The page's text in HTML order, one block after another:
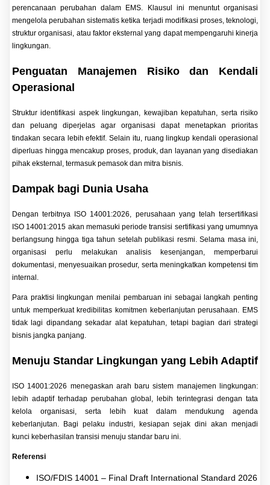
perencanaan perubahan dalam EMS. Klausul ini menuntut organisasi
mengelola perubahan sistematis ketika terjadi modifikasi proses, teknologi,
struktur organisasi, atau faktor eksternal yang dapat mempengaruhi kinerja
lingkungan.
Penguatan Manajemen Risiko dan Kendali
Operasional
Struktur identifikasi aspek lingkungan, kewajiban kepatuhan, serta risiko
dan peluang diperjelas agar organisasi dapat menetapkan prioritas
tindakan secara lebih efektif. Selain itu, ruang lingkup kendali operasional
diperluas hingga mencakup proses, produk, dan layanan yang disediakan
pihak eksternal, termasuk pemasok dan mitra bisnis.
Dampak bagi Dunia Usaha
Dengan terbitnya ISO 14001:2026, perusahaan yang telah tersertifikasi
ISO 14001:2015 akan memasuki periode transisi sertifikasi yang umumnya
berlangsung hingga tiga tahun setelah publikasi resmi. Selama masa ini,
organisasi perlu melakukan analisis kesenjangan, memperbarui
dokumentasi, menyesuaikan prosedur, serta meningkatkan kompetensi tim
internal.
Para praktisi lingkungan menilai pembaruan ini sebagai langkah penting
untuk memperkuat kredibilitas komitmen keberlanjutan perusahaan. EMS
tidak lagi dipandang sekadar alat kepatuhan, tetapi bagian dari strategi
bisnis jangka panjang.
Menuju Standar Lingkungan yang Lebih Adaptif
ISO 14001:2026 menegaskan arah baru sistem manajemen lingkungan:
lebih adaptif terhadap perubahan global, lebih terintegrasi dengan tata
kelola organisasi, serta lebih kuat dalam mendukung agenda
keberlanjutan. Bagi pelaku industri, kesiapan sejak dini akan menjadi
kunci keberhasilan transisi menuju standar baru ini.
Referensi
ISO/FDIS 14001 – Final Draft International Standard 2026